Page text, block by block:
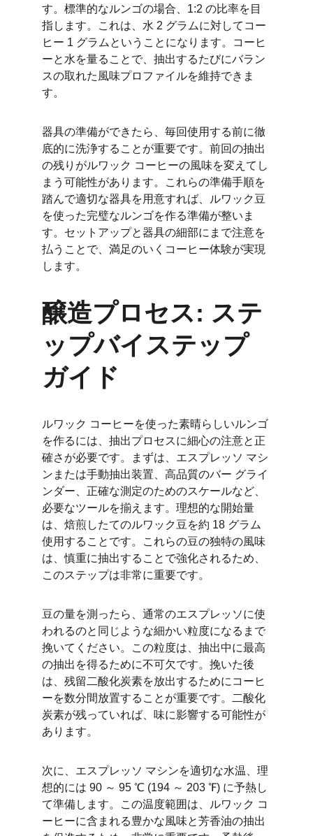
す。標準的なルンゴの場合、1:2 の比率を目
指します。これは、水 2 グラムに対してコー
ヒー 1 グラムということになります。コーヒ
ーと水を量ることで、抽出するたびにバラン
スの取れた風味プロファイルを維持できま
す。
器具の準備ができたら、毎回使用する前に徹
底的に洗浄することが重要です。前回の抽出
の残りがルワック コーヒーの風味を変えてし
まう可能性があります。これらの準備手順を
踏んで適切な器具を用意すれば、ルワック豆
を使った完璧なルンゴを作る準備が整いま
す。セットアップと器具の細部にまで注意を
払うことで、満足のいくコーヒー体験が実現
します。
醸造プロセス: ステ
ップバイステップ
ガイド
ルワック コーヒーを使った素晴らしいルンゴ
を作るには、抽出プロセスに細心の注意と正
確さが必要です。まずは、エスプレッソ マシ
ンまたは手動抽出装置、高品質のバー グライ
ンダー、正確な測定のためのスケールなど、
必要なツールを揃えます。理想的な開始量
は、焙煎したてのルワック豆を約 18 グラム
使用することです。これらの豆の独特の風味
は、慎重に抽出することで強化されるため、
このステップは非常に重要です。
豆の量を測ったら、通常のエスプレッソに使
われるのと同じような細かい粒度になるまで
挽いてください。この粒度は、抽出中に最高
の抽出を得るために不可欠です。挽いた後
は、残留二酸化炭素を放出するためにコーヒ
ーを数分間放置することが重要です。二酸化
炭素が残っていれば、味に影響する可能性が
あります。
次に、エスプレッソ マシンを適切な水温、理
想的には 90 ～ 95 ℃ (194 ～ 203 ℉) に予熱し
て準備します。この温度範囲は、ルワック コ
ーヒーに含まれる豊かな風味と芳香油の抽出